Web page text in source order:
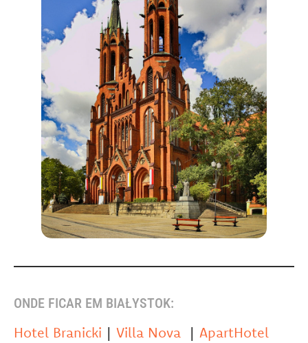
ONDE FICAR EM BIAŁYSTOK:
Hotel Branicki | Villa Nova | ApartHotel